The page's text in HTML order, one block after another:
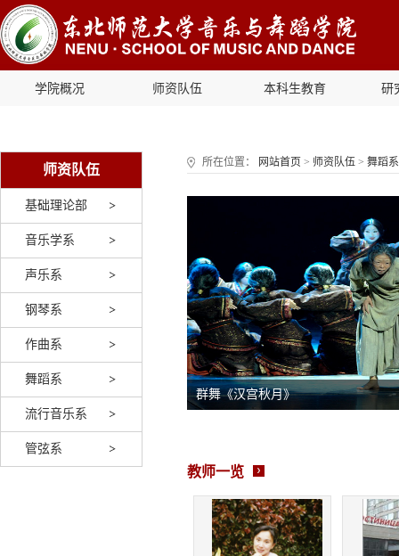
学院概况 师资队伍 本科生教育 研
师资队伍
基础理论部
音乐学系
声乐系
钢琴系
作曲系
舞蹈系
流行音乐系
管弦系
所在位置： 网站首页 > 师资队伍 > 舞蹈系
群舞《汉宫秋月》
教师一览